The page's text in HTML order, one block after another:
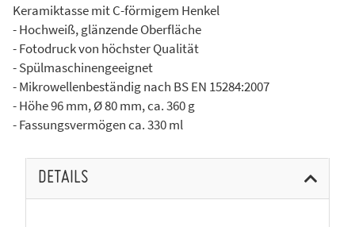
Keramiktasse mit C-förmigem Henkel
- Hochweiß, glänzende Oberfläche
- Fotodruck von höchster Qualität
- Spülmaschinengeeignet
- Mikrowellenbeständig nach BS EN 15284:2007
- Höhe 96 mm, Ø 80 mm, ca. 360 g
- Fassungsvermögen ca. 330 ml
DETAILS